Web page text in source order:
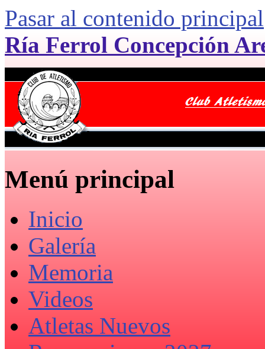
Pasar al contenido principal
Ría Ferrol Concepción
Menú principal
Inicio
Galería
Memoria
Videos
Atletas Nuevos